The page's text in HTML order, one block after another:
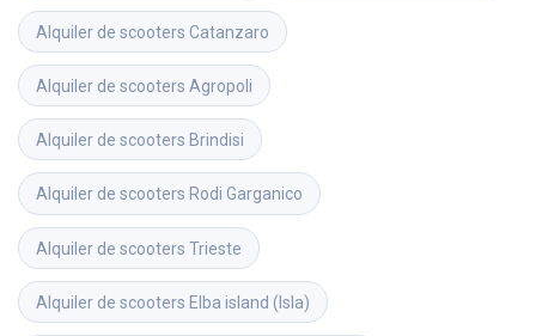
Alquiler de scooters Catanzaro
Alquiler de scooters Agropoli
Alquiler de scooters Brindisi
Alquiler de scooters Rodi Garganico
Alquiler de scooters Trieste
Alquiler de scooters Elba island (Isla)